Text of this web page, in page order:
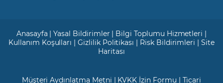
Anasayfa |Yasal Bildirimler | Bilgi Toplumu Hizmetleri |
Kullanım Koşulları |Gizlilik Politikası | Risk Bildirimleri |Site
Haritası
Müşteri Aydınlatma Metni | KVKK İzin Formu | Ticari